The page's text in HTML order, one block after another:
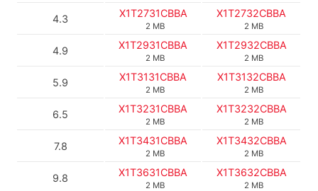
4.3 X1T2731CBBA
2 MB
X1T2732CBBA
2 MB
4.9 X1T2931CBBA
2 MB
X1T2932CBBA
2 MB
5.9 X1T3131CBBA
2 MB
X1T3132CBBA
2 MB
6.5 X1T3231CBBA
2 MB
X1T3232CBBA
2 MB
7.8 X1T3431CBBA
2 MB
X1T3432CBBA
2 MB
9.8 X1T3631CBBA
2 MB
X1T3632CBBA
2 MB